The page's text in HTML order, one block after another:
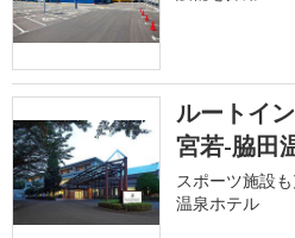
ルートイ
宮若-脇田
スポーツ施設
温泉ホテル